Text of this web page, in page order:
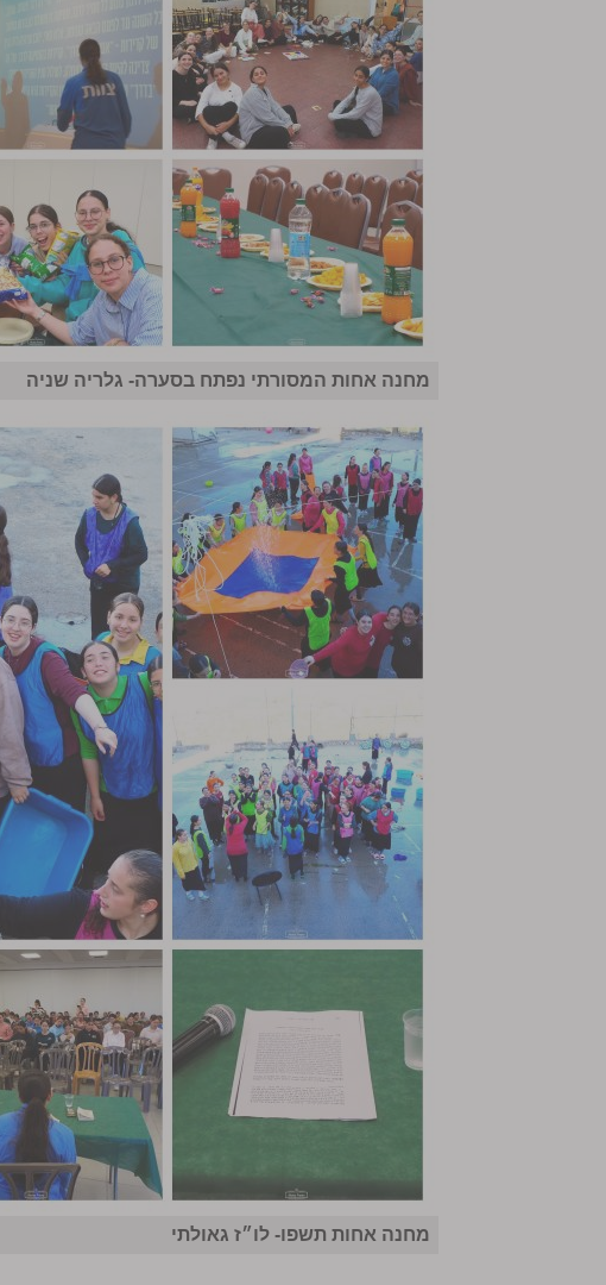
מחנה אחות המסורתי נפתח בסערה- גלריה שניה
מחנה אחות תשפו- לו״ז גאולתי